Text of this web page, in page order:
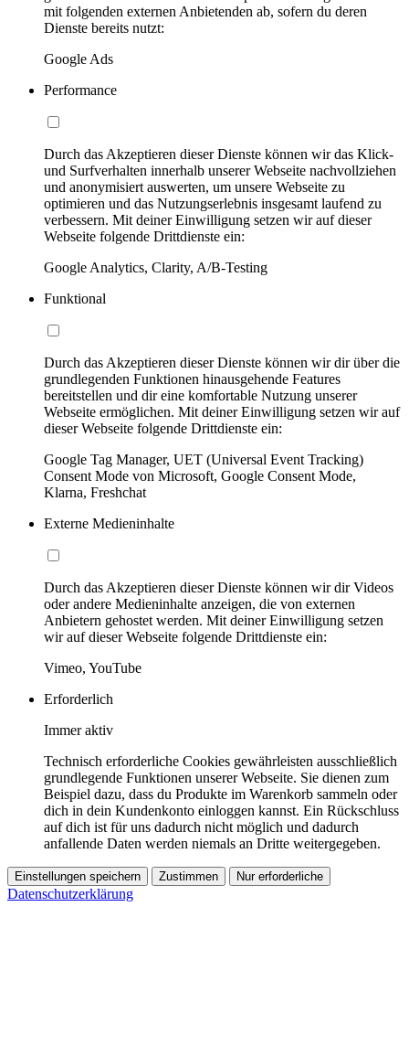
mit folgenden externen Anbietenden ab, sofern du deren
Dienste bereits nutzt:
Google Ads
Performance
Durch das Akzeptieren dieser Dienste können wir das Klick-
und Surfverhalten innerhalb unserer Webseite nachvollziehen
und anonymisiert auswerten, um unsere Webseite zu
optimieren und das Nutzungserlebnis insgesamt laufend zu
verbessern. Mit deiner Einwilligung setzen wir auf dieser
Webseite folgende Drittdienste ein:
Google Analytics, Clarity, A/B-Testing
Funktional
Durch das Akzeptieren dieser Dienste können wir dir über die
grundlegenden Funktionen hinausgehende Features
bereitstellen und dir eine komfortable Nutzung unserer
Webseite ermöglichen. Mit deiner Einwilligung setzen wir auf
dieser Webseite folgende Drittdienste ein:
Google Tag Manager, UET (Universal Event Tracking)
Consent Mode von Microsoft, Google Consent Mode,
Klarna, Freshchat
Externe Medieninhalte
Durch das Akzeptieren dieser Dienste können wir dir Videos
oder andere Medieninhalte anzeigen, die von externen
Anbietern gehostet werden. Mit deiner Einwilligung setzen
wir auf dieser Webseite folgende Drittdienste ein:
Vimeo, YouTube
Erforderlich
Immer aktiv
Technisch erforderliche Cookies gewährleisten ausschließlich
grundlegende Funktionen unserer Webseite. Sie dienen zum
Beispiel dazu, dass du Produkte im Warenkorb sammeln oder
dich in dein Kundenkonto einloggen kannst. Ein Rückschluss
auf dich ist für uns dadurch nicht möglich und dadurch
anfallende Daten werden niemals an Dritte weitergegeben.
Einstellungen speichern Zustimmen Nur erforderliche
Datenschutzerklärung